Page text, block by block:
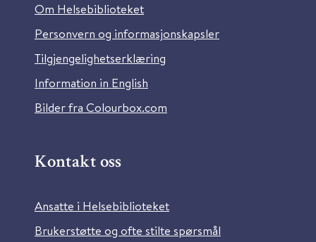
Om Helsebiblioteket
Personvern og informasjonskapsler
Tilgjengelighetserklæring
Information in English
Bilder fra Colourbox.com
Kontakt oss
Ansatte i Helsebiblioteket
Brukerstøtte og ofte stilte spørsmål